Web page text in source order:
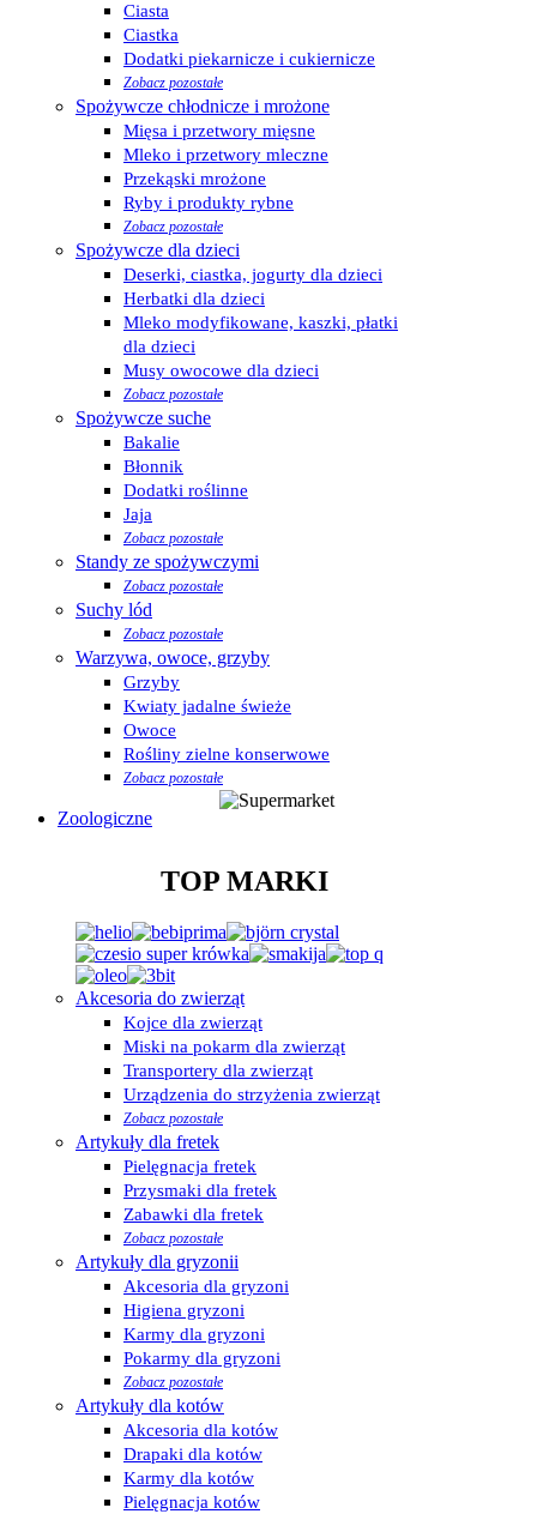
Ciasta
Ciastka
Dodatki piekarnicze i cukiernicze
Zobacz pozostałe
Spożywcze chłodnicze i mrożone
Mięsa i przetwory mięsne
Mleko i przetwory mleczne
Przekąski mrożone
Ryby i produkty rybne
Zobacz pozostałe
Spożywcze dla dzieci
Deserki, ciastka, jogurty dla dzieci
Herbatki dla dzieci
Mleko modyfikowane, kaszki, płatki
dla dzieci
Musy owocowe dla dzieci
Zobacz pozostałe
Spożywcze suche
Bakalie
Błonnik
Dodatki roślinne
Jaja
Zobacz pozostałe
Standy ze spożywczymi
Zobacz pozostałe
Suchy lód
Zobacz pozostałe
Warzywa, owoce, grzyby
Grzyby
Kwiaty jadalne świeże
Owoce
Rośliny zielne konserwowe
Zobacz pozostałe
Zoologiczne
TOP MARKI
Akcesoria do zwierząt
Kojce dla zwierząt
Miski na pokarm dla zwierząt
Transportery dla zwierząt
Urządzenia do strzyżenia zwierząt
Zobacz pozostałe
Artykuły dla fretek
Pielęgnacja fretek
Przysmaki dla fretek
Zabawki dla fretek
Zobacz pozostałe
Artykuły dla gryzonii
Akcesoria dla gryzoni
Higiena gryzoni
Karmy dla gryzoni
Pokarmy dla gryzoni
Zobacz pozostałe
Artykuły dla kotów
Akcesoria dla kotów
Drapaki dla kotów
Karmy dla kotów
Pielęgnacja kotów